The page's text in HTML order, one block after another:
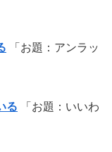
「お題：アンラッ
る 「お題：いいわ